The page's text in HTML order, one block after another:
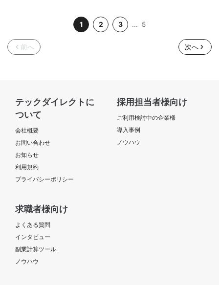
において、能動的なディスカッションが可能な方 ・ウォーターフ
ォール開発における基本設計書の作成経験 【尚可】 ・HTML,
CSS, JavaScript, Reactを用いたフロントエンド開発経験 ・
Jinja2（テンプレートエンジン）の使用経験 ・Kubernetes,
1 2 3 ... 5
前へ 次へ
テックダイレクトに
ついて
会社概要
お問い合わせ
お知らせ
利用規約
プライバシーポリシー
採用担当者様向け
ご利用検討中の企業様
導入事例
ノウハウ
求職者様向け
よくある質問
インタビュー
副業計算ツール
ノウハウ